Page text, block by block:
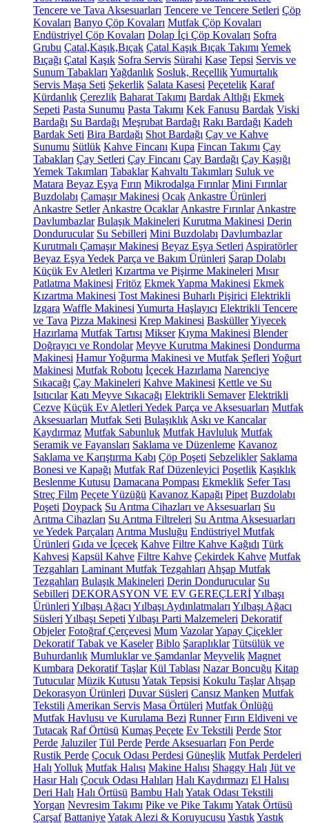
Tencere ve Tava Aksesuarları Tencere ve Tencere Setleri Çöp
Kovaları Banyo Çöp Kovaları Mutfak Çöp Kovaları
Endüstriyel Çöp Kovaları Dolap İçi Çöp Kovaları Sofra
Grubu Çatal,Kaşık,Bıçak Çatal Kaşık Bıçak Takımı Yemek
Bıçağı Çatal Kaşık Sofra Servis Sürahi Kase Tepsi Servis ve
Sunum Tabakları Yağdanlık Sosluk, ReçellikYumurtalık
Servis Maşa Seti Şekerlik Salata Kasesi Peçetelik Karaf
Kürdanlık Çerezlik Baharat Takımı Bardak Altlığı Ekmek
Sepeti Pasta Sunumu Pasta Takımı Kek Fanusu Bardak Viski
Bardağı Su Bardağı Meşrubat Bardağı Rakı Bardağı Kadeh
Bardak Seti Bira Bardağı Shot Bardağı Çay ve Kahve
Sunumu Sütlük Kahve Fincanı Kupa Fincan Takımı Çay
Tabakları Çay Setleri Çay Fincanı Çay Bardağı Çay Kaşığı
Yemek Takımları Tabaklar Kahvaltı Takımları Suluk ve
Matara Beyaz Eşya Fırın Mikrodalga Fırınlar Mini Fırınlar
Buzdolabı Çamaşır Makinesi Ocak Ankastre Ürünleri
Ankastre Setler Ankastre Ocaklar Ankastre Fırınlar Ankastre
Davlumbazlar Bulaşık Makineleri Kurutma Makinesi Derin
Dondurucular Su Sebilleri Mini Buzdolabı Davlumbazlar
Kurutmalı Çamaşır Makinesi Beyaz Eşya Setleri Aspiratörler
Beyaz Eşya Yedek Parça ve Bakım Ürünleri Şarap Dolabı
Küçük Ev Aletleri Kızartma ve Pişirme Makineleri Mısır
Patlatma Makinesi Fritöz Ekmek Yapma Makinesi Ekmek
Kızartma Makinesi Tost Makinesi Buharlı Pişirici Elektrikli
Izgara Waffle Makinesi Yumurta Haşlayıcı Elektrikli Tencere
ve Tava Pizza Makinesi Krep Makinesi BasküllerYiyecek
Hazırlama Mutfak Tartısı Mikser Kıyma Makinesi Blender
Doğrayıcı ve Rondolar Meyve Kurutma Makinesi Dondurma
Makinesi Hamur Yoğurma Makinesi ve Mutfak Şefleri Yoğurt
Makinesi Mutfak Robotu İçecek Hazırlama Narenciye
Sıkacağı Çay Makineleri Kahve Makinesi Kettle ve Su
Isıtıcılar Katı Meyve Sıkacağı Elektrikli Semaver Elektrikli
Cezve Küçük Ev Aletleri Yedek Parça ve Aksesuarları Mutfak
Aksesuarları Mutfak Seti Bulaşıklık Askı ve Kancalar
Kaydırmaz Mutfak Sabunluk Mutfak Havluluk Mutfak
Seramik ve Fayansları Saklama ve Düzenleme Kavanoz
Saklama ve Karıştırma Kabı Çöp Poşeti Sebzelikler Saklama
Bonesi ve Kapağı Mutfak Raf Düzenleyici Poşetlik Kaşıklık
Beslenme Kutusu Damacana Pompası Ekmeklik Sefer Tası
Streç Film Peçete Yüzüğü Kavanoz Kapağı Pipet Buzdolabı
Poşeti Doypack Su Arıtma Cihazları ve Aksesuarları Su
Arıtma Cihazları Su Arıtma Filtreleri Su Arıtma Aksesuarları
ve Yedek Parçaları Arıtma Musluğu Endüstriyel Mutfak
Ürünleri Gıda ve İçecek Kahve Filtre Kahve Kağıdı Türk
Kahvesi Kapsül Kahve Filtre Kahve Çekirdek Kahve Mutfak
Tezgahları Laminant Mutfak Tezgahları Ahşap Mutfak
Tezgahları Bulaşık Makineleri Derin Dondurucular Su
Sebilleri DEKORASYON VE EV GEREÇLERİYılbaşı
Ürünleri Yılbaşı Ağacı Yılbaşı Aydınlatmaları Yılbaşı Ağacı
Süsleri Yılbaşı Sepeti Yılbaşı Parti Malzemeleri Dekoratif
Objeler Fotoğraf Çerçevesi Mum VazolarYapay Çiçekler
Dekoratif Tabak ve Kaseler Biblo Şaraplıklar Tütsülük ve
Buhurdanlık Mumluklar ve Şamdanlar Meyvelik Magnet
Kumbara Dekoratif Taşlar Kül Tablası Nazar Boncuğu Kitap
Tutucular Müzik Kutusu Yatak Tepsisi Kokulu Taşlar Ahşap
Dekorasyon Ürünleri Duvar Süsleri Cansız Manken Mutfak
Tekstili Amerikan Servis Masa Örtüleri Mutfak Önlüğü
Mutfak Havlusu ve Kurulama Bezi Runner Fırın Eldiveni ve
Tutacak Raf Örtüsü Kumaş Peçete Ev Tekstili Perde Stor
Perde Jaluziler Tül Perde Perde Aksesuarları Fon Perde
Rustik Perde Çocuk Odası Perdesi Güneşlik Mutfak Perdeleri
Halı Yolluk Mutfak Halısı Makine Halısı Shaggy Halı Jüt ve
Hasır Halı Çocuk Odası Halıları Halı Kaydırmazı El Halısı
Deri Halı Halı Örtüsü Bambu Halı Yatak Odası Tekstili
Yorgan Nevresim Takımı Pike ve Pike Takımı Yatak Örtüsü
Çarşaf BattaniyeYatak Alezi & Koruyucusu YastıkYastık